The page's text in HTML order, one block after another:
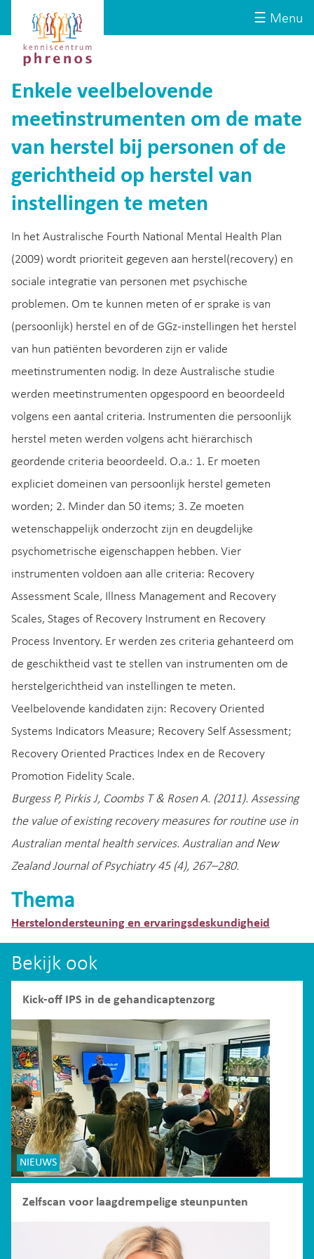
☰ Menu
Kenniscentrum
Phrenos
website
Enkele veelbelovende
meetinstrumenten om de mate
van herstel bij personen of de
gerichtheid op herstel van
instellingen te meten
In het Australische Fourth National Mental Health Plan
(2009) wordt prioriteit gegeven aan herstel(recovery) en
sociale integratie van personen met psychische
problemen. Om te kunnen meten of er sprake is van
(persoonlijk) herstel en of de GGz-instellingen het herstel
van hun patiënten bevorderen zijn er valide
meetinstrumenten nodig. In deze Australische studie
werden meetinstrumenten opgespoord en beoordeeld
volgens een aantal criteria. Instrumenten die persoonlijk
herstel meten werden volgens acht hiërarchisch
geordende criteria beoordeeld. O.a.: 1. Er moeten
expliciet domeinen van persoonlijk herstel gemeten
worden; 2. Minder dan 50 items; 3. Ze moeten
wetenschappelijk onderzocht zijn en deugdelijke
psychometrische eigenschappen hebben. Vier
instrumenten voldoen aan alle criteria: Recovery
Assessment Scale, Illness Management and Recovery
Scales, Stages of Recovery Instrument en Recovery
Process Inventory. Er werden zes criteria gehanteerd om
de geschiktheid vast te stellen van instrumenten om de
herstelgerichtheid van instellingen te meten.
Veelbelovende kandidaten zijn: Recovery Oriented
Systems Indicators Measure; Recovery Self Assessment;
Recovery Oriented Practices Index en de Recovery
Promotion Fidelity Scale.
Burgess P, Pirkis J, Coombs T & Rosen A. (2011). Assessing
the value of existing recovery measures for routine use in
Australian mental health services. Australian and New
Zealand Journal of Psychiatry 45 (4), 267–280.
Thema
Herstelondersteuning en ervaringsdeskundigheid
Bekijk ook
Kick-off IPS in de gehandicaptenzorg
NIEUWS
Zelfscan voor laagdrempelige steunpunten